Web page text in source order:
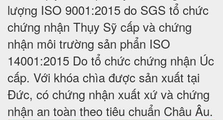
lượng ISO 9001:2015 do SGS tổ chức
chứng nhận Thụy Sỹ cấp và chứng
nhận môi trường sản phẩn ISO
14001:2015 Do tổ chức chứng nhận Úc
cấp. Với khóa chìa được sản xuất tại
Đức, có chứng nhận xuất xứ và chứng
nhận an toàn theo tiêu chuẩn Châu Âu.